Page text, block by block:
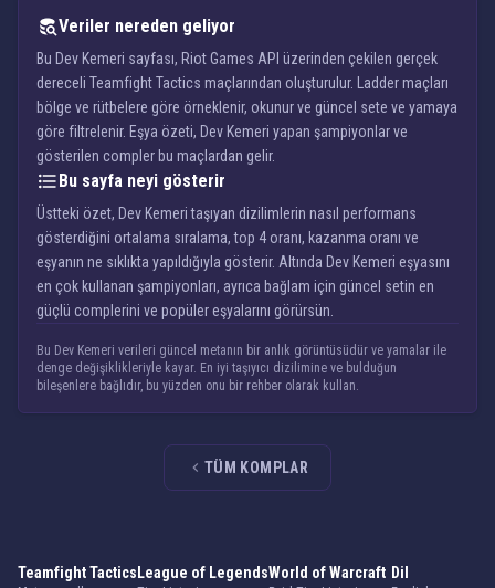
Veriler nereden geliyor
Bu Dev Kemeri sayfası, Riot Games API üzerinden çekilen gerçek
dereceli Teamfight Tactics maçlarından oluşturulur. Ladder maçları
bölge ve rütbelere göre örneklenir, okunur ve güncel sete ve yamaya
göre filtrelenir. Eşya özeti, Dev Kemeri yapan şampiyonlar ve
gösterilen compler bu maçlardan gelir.
Bu sayfa neyi gösterir
Üstteki özet, Dev Kemeri taşıyan dizilimlerin nasıl performans
gösterdiğini ortalama sıralama, top 4 oranı, kazanma oranı ve
eşyanın ne sıklıkta yapıldığıyla gösterir. Altında Dev Kemeri eşyasını
en çok kullanan şampiyonları, ayrıca bağlam için güncel setin en
güçlü complerini ve popüler eşyalarını görürsün.
Bu Dev Kemeri verileri güncel metanın bir anlık görüntüsüdür ve yamalar ile
denge değişiklikleriyle kayar. En iyi taşıyıcı dizilimine ve bulduğun
bileşenlere bağlıdır, bu yüzden onu bir rehber olarak kullan.
TÜM KOMPLAR
Teamfight Tactics League of LegendsWorld of Warcraft Dil